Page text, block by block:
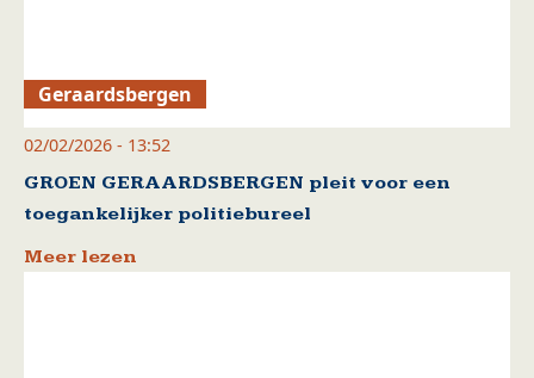
Geraardsbergen
02/02/2026 - 13:52
GROEN GERAARDSBERGEN pleit voor een
toegankelijker politiebureel
Meer lezen